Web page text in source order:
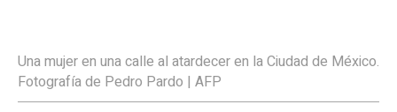
Una mujer en una calle al atardecer en la Ciudad de México.
Fotografía de Pedro Pardo | AFP